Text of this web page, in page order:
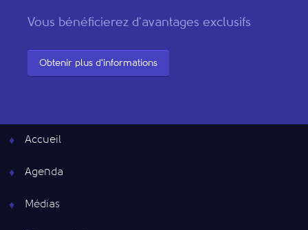
Vous bénéficierez d'avantages exclusifs
Obtenir plus d'informations
Accueil
Agenda
Médias